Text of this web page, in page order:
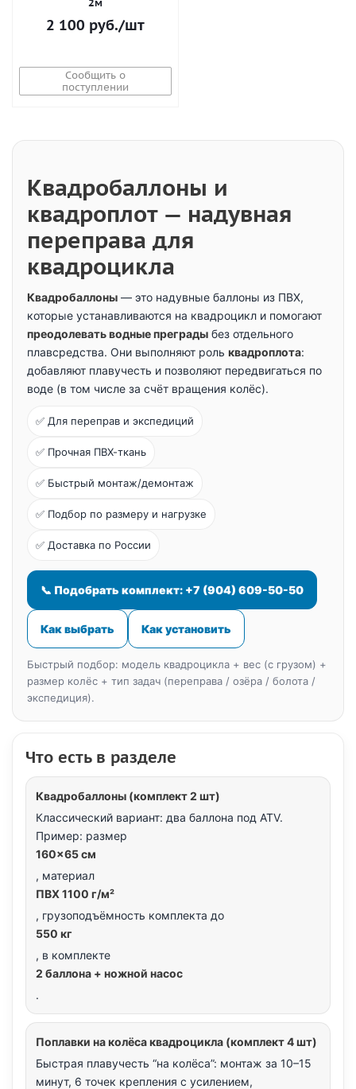
2м
2 100 руб./шт
Сообщить о
поступлении
Квадробаллоны и
квадроплот — надувная
переправа для
квадроцикла
Квадробаллоны — это надувные баллоны из ПВХ,
которые устанавливаются на квадроцикл и помогают
преодолевать водные преграды без отдельного
плавсредства. Они выполняют роль квадроплота:
добавляют плавучесть и позволяют передвигаться по
воде (в том числе за счёт вращения колёс).
✅ Для переправ и экспедиций
✅ Прочная ПВХ-ткань
✅ Быстрый монтаж/демонтаж
✅ Подбор по размеру и нагрузке
✅ Доставка по России
📞 Подобрать комплект: +7 (904) 609-50-50
Как выбрать Как установить
Быстрый подбор: модель квадроцикла + вес (с грузом) +
размер колёс + тип задач (переправа / озёра / болота /
экспедиция).
Что есть в разделе
Квадробаллоны (комплект 2 шт)
Классический вариант: два баллона под ATV.
Пример: размер
160×65 см
, материал
ПВХ 1100 г/м²
, грузоподъёмность комплекта до
550 кг
, в комплекте
2 баллона + ножной насос
.
Поплавки на колёса квадроцикла (комплект 4 шт)
Быстрая плавучесть “на колёса”: монтаж за 10–15
минут, 6 точек крепления с усилением,